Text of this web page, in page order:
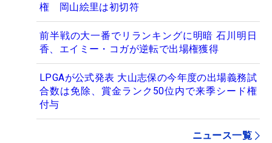
権 岡山絵里は初切符
前半戦の大一番でリランキングに明暗 石川明日
香、エイミー・コガが逆転で出場権獲得
LPGAが公式発表 大山志保の今年度の出場義務試
合数は免除、賞金ランク50位内で来季シード権
付与
ニュース一覧